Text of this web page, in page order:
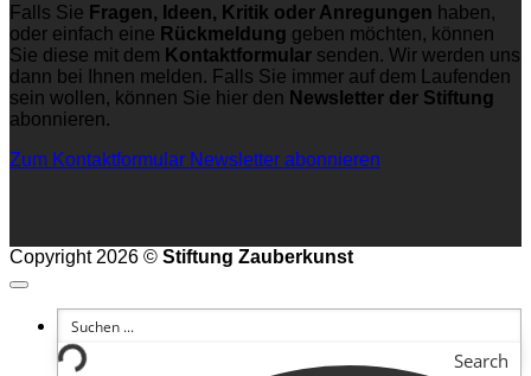
Falls Sie Fragen, Ideen, Kritik oder Anregungen haben,
oder einfach eine Rückmeldung geben möchten, können
Sie diese mit dem Kontaktformular senden. Wir werden uns
dann bei Ihnen melden. Falls Sie immer auf dem Laufenden
sein wollen, können Sie hier den Newsletter der Stiftung
abonnieren.
Zum Kontaktformular Newsletter abonnieren
Copyright 2026 © Stiftung Zauberkunst
Search